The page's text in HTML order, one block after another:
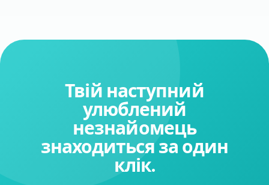
Твій наступний
улюблений
незнайомець
знаходиться за один
клік.